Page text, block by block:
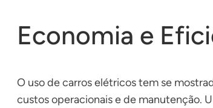
Economia e
O uso de carros elétricos tem se
custos operacionais e de manutenção.